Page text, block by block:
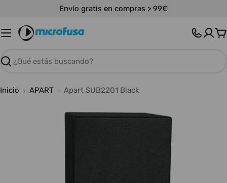
contenido
Envío gratis en compras > 99€
Buscar
Inicio APART Apart SUB2201 Black